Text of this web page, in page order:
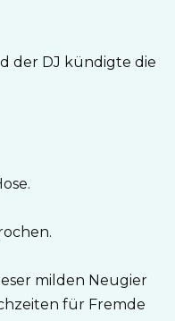
der DJ kündigte die
milden Neugier
für Fremde